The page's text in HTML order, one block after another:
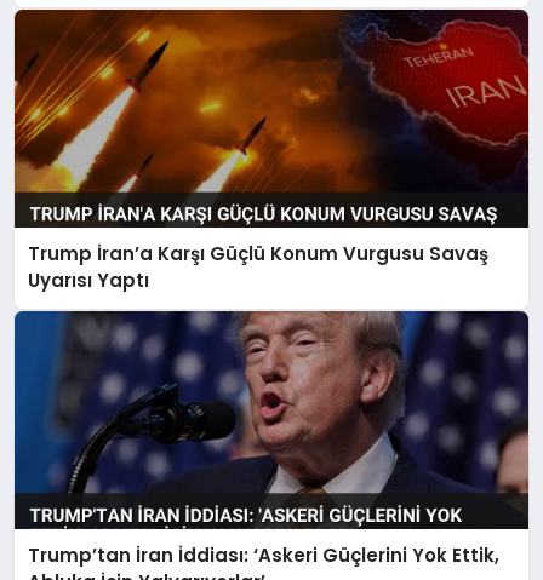
Trump İran’a Karşı Güçlü Konum Vurgusu Savaş
Uyarısı Yaptı
Trump’tan İran İddiası: ‘Askeri Güçlerini Yok Ettik,